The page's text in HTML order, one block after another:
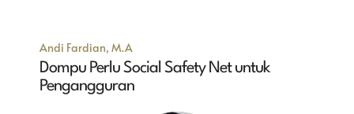
Andi Fardian, M.A
Dompu Perlu Social Safety Net untuk
Pengangguran